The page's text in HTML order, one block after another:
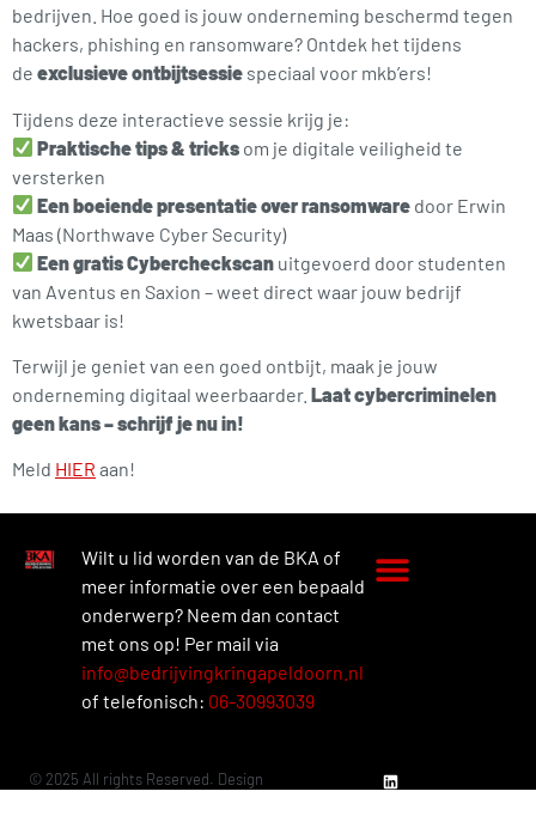
bedrijven. Hoe goed is jouw onderneming beschermd tegen
hackers, phishing en ransomware? Ontdek het tijdens
de exclusieve ontbijtsessie speciaal voor mkb’ers!
Tijdens deze interactieve sessie krijg je:
Praktische tips & tricks om je digitale veiligheid te
versterken
Een boeiende presentatie over ransomware door Erwin
Maas (Northwave Cyber Security)
Een gratis Cybercheckscan uitgevoerd door studenten
van Aventus en Saxion – weet direct waar jouw bedrijf
kwetsbaar is!
Terwijl je geniet van een goed ontbijt, maak je jouw
onderneming digitaal weerbaarder. Laat cybercriminelen
geen kans – schrijf je nu in!
Meld HIER aan!
Wilt u lid worden van de BKA of
meer informatie over een bepaald
onderwerp? Neem dan contact
met ons op! Per mail via
info@bedrijvingkringapeldoorn.nl
of telefonisch: 06-30993039
© 2025 All rights Reserved. Design